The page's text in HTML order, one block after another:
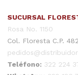
SUCURSAL
Rosa No. 1150
Col. Floresta C.P.
Teléfono: 322 224